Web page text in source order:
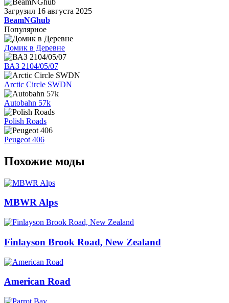
Загрузил 16 августа 2025
BeamNGhub
Популярное
Домик в Деревне
ВАЗ 2104/05/07
Arctic Circle SWDN
Autobahn 57k
Polish Roads
Peugeot 406
Похожие моды
MBWR Alps
Finlayson Brook Road, New Zealand
American Road